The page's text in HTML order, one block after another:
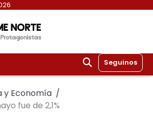
Seguinos
y Economía
fue de 2,1%